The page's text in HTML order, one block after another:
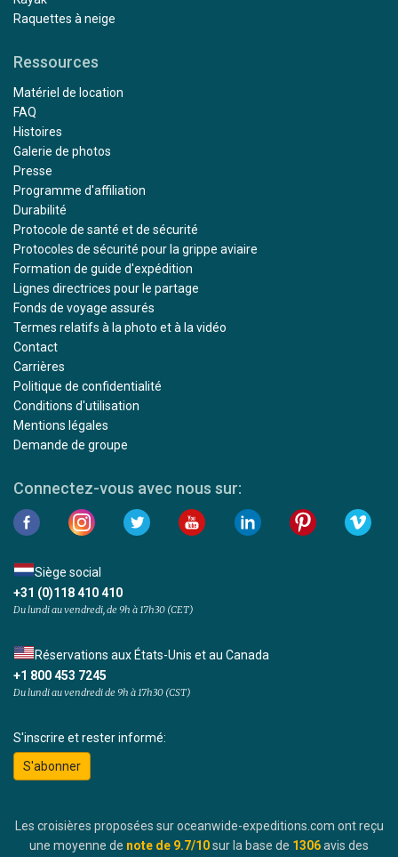
Raquettes à neige
Ressources
Matériel de location
FAQ
Histoires
Galerie de photos
Presse
Programme d'affiliation
Durabilité
Protocole de santé et de sécurité
Protocoles de sécurité pour la grippe aviaire
Formation de guide d'expédition
Lignes directrices pour le partage
Fonds de voyage assurés
Termes relatifs à la photo et à la vidéo
Contact
Carrières
Politique de confidentialité
Conditions d'utilisation
Mentions légales
Demande de groupe
Connectez-vous avec nous sur:
Siège social
+31 (0)118 410 410
Du lundi au vendredi, de 9h à 17h30 (CET)
Réservations aux États-Unis et au Canada
+1 800 453 7245
Du lundi au vendredi de 9h à 17h30 (CST)
S'inscrire et rester informé:
S'abonner
Les croisières proposées sur oceanwide-expeditions.com ont reçu
une moyenne de note de 9.7/10sur la base de 1306avis des